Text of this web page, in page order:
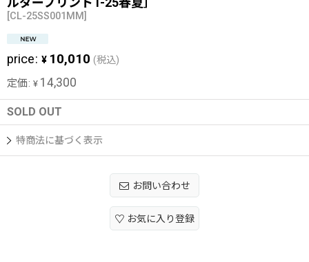
[CL-25SS001MM]
price: ¥ 10,010 (税込)
定価: ¥ 14,300
SOLD OUT
特商法に基づく表示
お問い合わせ
お気に入り登録